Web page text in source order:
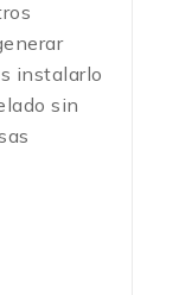
instalarlo
sin